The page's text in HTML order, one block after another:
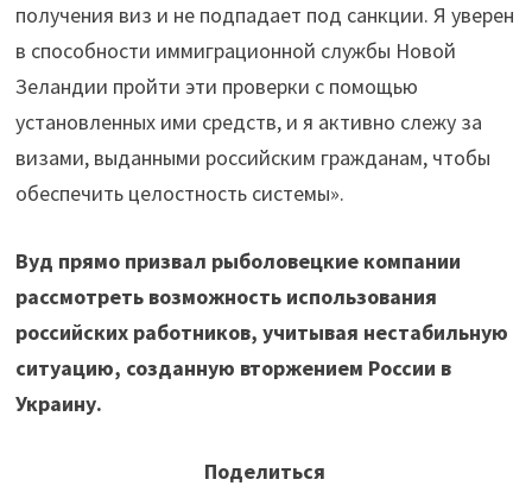
получения виз и не подпадает под санкции. Я уверен
в способности иммиграционной службы Новой
Зеландии пройти эти проверки с помощью
установленных ими средств, и я активно слежу за
визами, выданными российским гражданам, чтобы
обеспечить целостность системы».
Вуд прямо призвал рыболовецкие компании
рассмотреть возможность использования
российских работников, учитывая нестабильную
ситуацию, созданную вторжением России в
Украину.
Поделиться